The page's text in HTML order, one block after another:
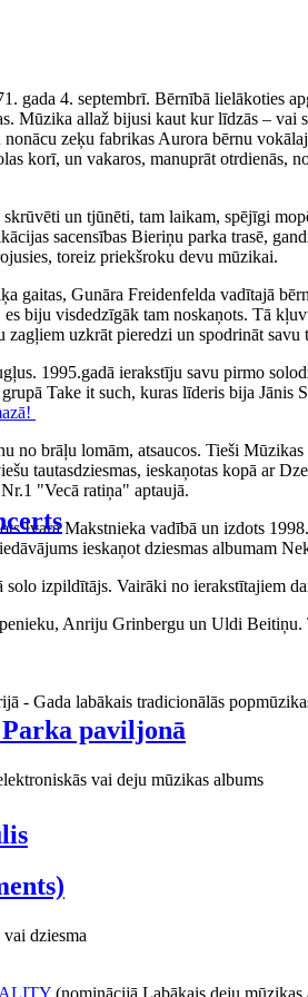
paviljonā
gada 4. septembrī. Bērnībā
Mūzika allaž bijusi kaut kur līdzās –
zeķu fabrikas Aurora bērnu
korī, un vakaros, manuprāt
un tjūnēti, tam laikam, spējīgi
sacensības Bieriņu parka trasē,
toreiz priekšroku devu mūzikai.
gaitas, Gunāra Freidenfelda vadītajā
biju visdedzīgāk tam noskaņots. Tā
uzkrāt pieredzi un spodrināt
1995.gadā ierakstīju savu pirmo
Take it such, kuras līderis bija
brāļu lomām, atsaucos. Tieši
tautasdziesmas, ieskaņotas kopā ar
"Vecā ratiņa" aptaujā.
Ivara Makstnieka vadībā un izdots
ieskaņot dziesmas albumam
izpildītājs. Vairāki no ierakstītajiem
Anriju Grinbergu un Uldi Beitiņu.
- Gada labākais tradicionālās
vai deju mūzikas albums
dziesma
(nominācijā Labākais deju mūzikas